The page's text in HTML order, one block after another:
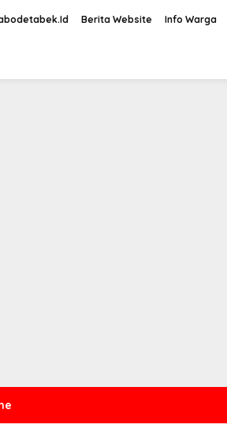
Berita Website Info Warga